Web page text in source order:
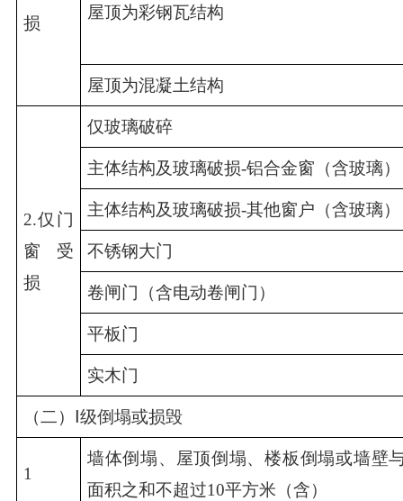
损
屋顶为彩钢瓦结构
屋顶为混凝土结构
2.仅门
窗受
损
仅玻璃破碎
主体结构及玻璃破损-铝合金窗（含玻璃）
主体结构及玻璃破损-其他窗户（含玻璃）
不锈钢大门
卷闸门（含电动卷闸门）
平板门
实木门
（二）Ⅰ级倒塌或损毁
1
墙体倒塌、屋顶倒塌、楼板倒塌或墙壁
面积之和不超过10平方米（含）